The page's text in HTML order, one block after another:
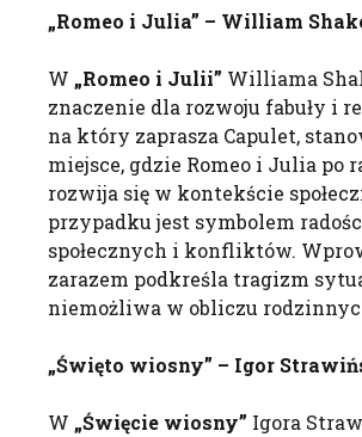
„Romeo i Julia” – William
W „Romeo i Julii” Williama
znaczenie dla rozwoju fabuły i
na który zaprasza Capulet,
miejsce, gdzie Romeo i Julia po
rozwija się w kontekście
przypadku jest symbolem
społecznych i konfliktów.
zarazem podkreśla tragizm
niemożliwa w obliczu
„Święto wiosny” – Igor
W „Święcie wiosny” Igora